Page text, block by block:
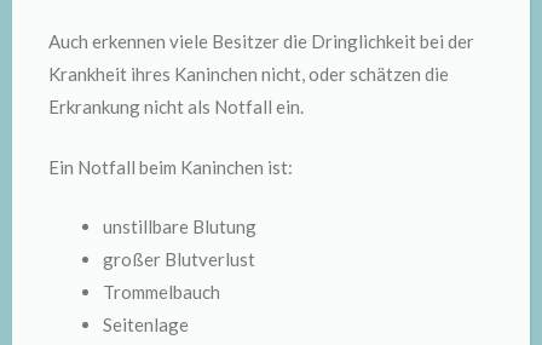
Auch erkennen viele Besitzer die Dringlichkeit bei der
Krankheit ihres Kaninchen nicht, oder schätzen die
Erkrankung nicht als Notfall ein.
Ein Notfall beim Kaninchen ist:
unstillbare Blutung
großer Blutverlust
Trommelbauch
Seitenlage